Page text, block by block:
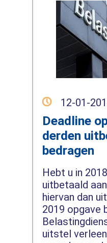
12-01-
Deadline
derden
bedragen
Hebt u in
uitbetaald
hiervan dan
2019 opgave
uitstel